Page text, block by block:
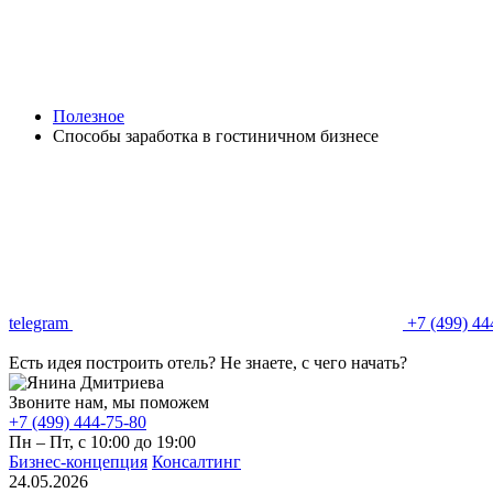
Полезное
Способы заработка в гостиничном бизнесе
telegram +7 (499)
Есть идея построить отель? Не знаете, с чего начать?
Звоните нам, мы поможем
+7 (499) 444-75-80
Пн – Пт, с 10:00 до 19:00
Бизнес‑концепция Консалтинг
24.05.2026